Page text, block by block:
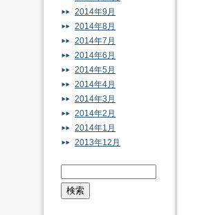
2014年9月
2014年8月
2014年7月
2014年6月
2014年5月
2014年4月
2014年3月
2014年2月
2014年1月
2013年12月